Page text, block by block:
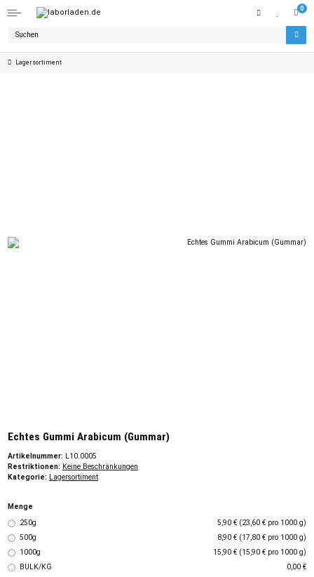
0
Lagersortiment
Echtes Gummi Arabicum (Gummar)
Artikelnummer: L10.0005
Restriktionen: Keine Beschränkungen
Kategorie: Lagersortiment
Menge
250g
5,90 € (23,60 € pro 1000 g)
500g
8,90 € (17,80 € pro 1000 g)
1000g
15,90 € (15,90 € pro 1000 g)
BULK/KG
0,00 €